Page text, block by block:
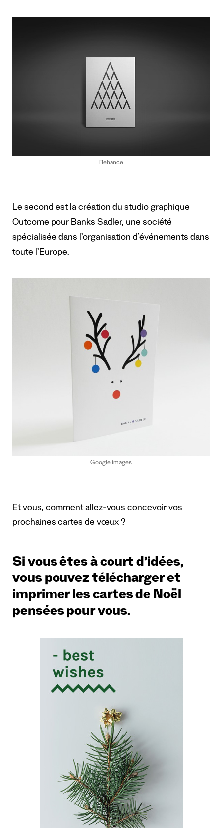
Behance
Le second est la création du studio graphique
Outcome pour Banks Sadler, une société
spécialisée dans l’organisation d’événements dans
toute l’Europe.
Google images
Et vous, comment allez-vous concevoir vos
prochaines cartes de vœux ?
Si vous êtes à court d’idées,
vous pouvez télécharger et
imprimer les cartes de Noël
pensées pour vous.